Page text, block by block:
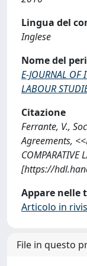
Lingua del
Inglese
Nome del
E-JOURNAL OF
LABOUR
Citazione
Ferrante, V.,
Agreements,
[https://
Appare nelle
Articolo in
File in questo